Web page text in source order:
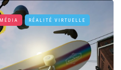
RÉALITÉ VIRTUELLE